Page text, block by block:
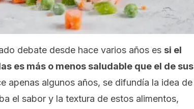
debate desde hace varios años es si el
es más o menos saludable que el de sus
apenas algunos años, se difundía la idea de
el sabor y la textura de estos alimentos,